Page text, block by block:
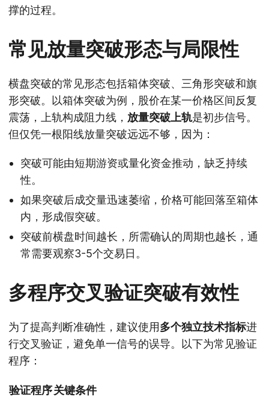
撑的过程。
常见放量突破形态与局限性
横盘突破的常见形态包括箱体突破、三角形突破和旗
形突破。以箱体突破为例，股价在某一价格区间反复
震荡，上轨构成阻力线， 放量突破上轨是初步信号。
但仅凭一根阳线放量突破远远不够，因为：
突破可能由短期游资或量化资金推动，缺乏持续
性。
如果突破后成交量迅速萎缩，价格可能回落至箱体
内，形成假突破。
突破前横盘时间越长，所需确认的周期也越长，通
常需要观察3-5个交易日。
多程序交叉验证突破有效性
为了提高判断准确性，建议使用多个独立技术指标进
行交叉验证，避免单一信号的误导。以下为常见验证
程序：
验证程序关键条件